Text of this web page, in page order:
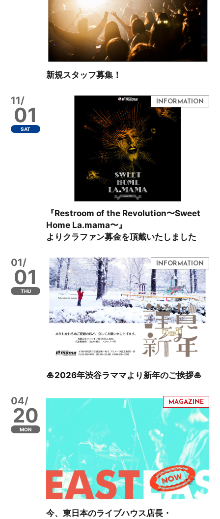
新規スタッフ募集！
11/
01
SAT
『Restroom of the Revolution〜Sweet
Home La.mama〜』
よりクラファン募金を頂戴いたしました
01/
01
THU
🎍2026年渋谷ラママより新年のご挨拶🎍
04/
20
MON
今、東日本のライブハウス店長・